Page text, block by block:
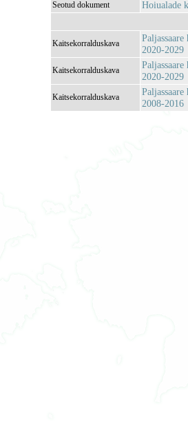
Seotud dokument Hoiualade
Kaitsekorralduskava
2020-2029
Kaitsekorralduskava
2020-2029
Kaitsekorralduskava
2008-2016